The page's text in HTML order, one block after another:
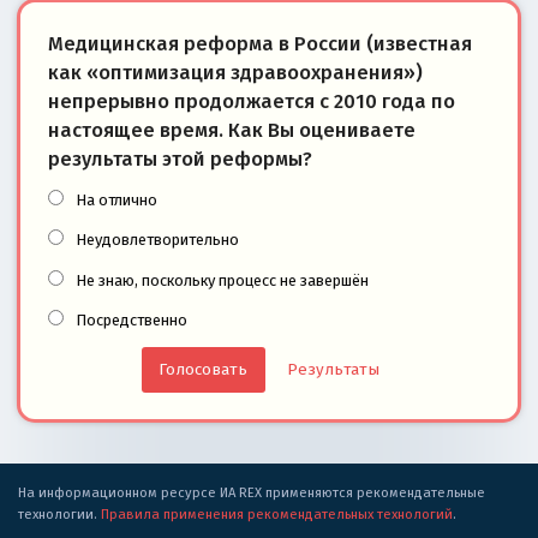
Медицинская реформа в России (известная
как «оптимизация здравоохранения»)
непрерывно продолжается с 2010 года по
настоящее время. Как Вы оцениваете
результаты этой реформы?
На отлично
Неудовлетворительно
Не знаю, поскольку процесс не завершён
Посредственно
Результаты
На информационном ресурсе ИА REX применяются рекомендательные
технологии. Правила применения рекомендательных технологий.